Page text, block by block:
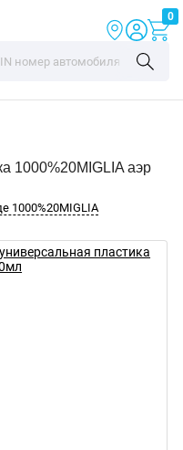
0
1000%20MIGLIA аэр
1000%20MIGLIA